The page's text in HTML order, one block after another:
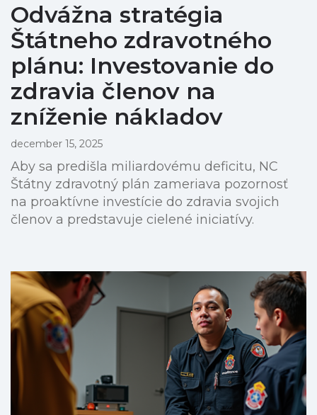
Odvážna stratégia
Štátneho zdravotného
plánu: Investovanie do
zdravia členov na
zníženie nákladov
december 15, 2025
Aby sa predišla miliardovému deficitu, NC
Štátny zdravotný plán zameriava pozornosť
na proaktívne investície do zdravia svojich
členov a predstavuje cielené iniciatívy.